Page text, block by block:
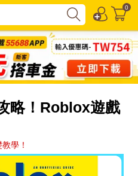
0
略！Roblox遊戲
學！